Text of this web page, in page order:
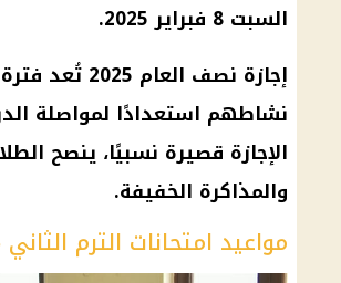
السبت 8 فبراير 2025.
إجازة نصف
نشاطهم استعدادًا لمواصلة
الإجازة قصيرة نسبيًا، ينصح
والمذاكرة الخفيفة.
مواعيد امتحانات الترم الثاني 2025 في المدارس